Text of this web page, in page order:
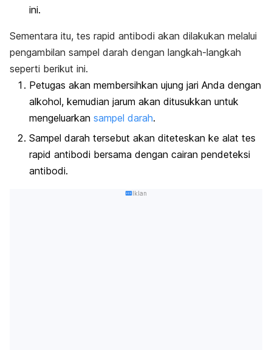
ini.
Sementara itu, tes rapid antibodi akan dilakukan melalui
pengambilan sampel darah dengan langkah-langkah
seperti berikut ini.
Petugas akan membersihkan ujung jari Anda dengan
alkohol, kemudian jarum akan ditusukkan untuk
mengeluarkan sampel darah.
Sampel darah tersebut akan diteteskan ke alat tes
rapid antibodi bersama dengan cairan pendeteksi
antibodi.
Iklan